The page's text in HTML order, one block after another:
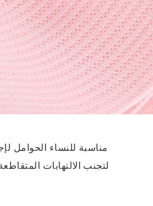
مناسبة للنساء الحوامل
لتجنب الالتهابات